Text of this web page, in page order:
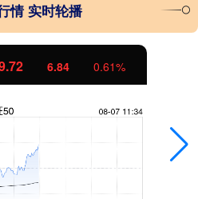
情 实时轮播
6.84 0.61%